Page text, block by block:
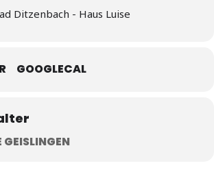
Ditzenbach - Haus Luise
GOOGLECAL